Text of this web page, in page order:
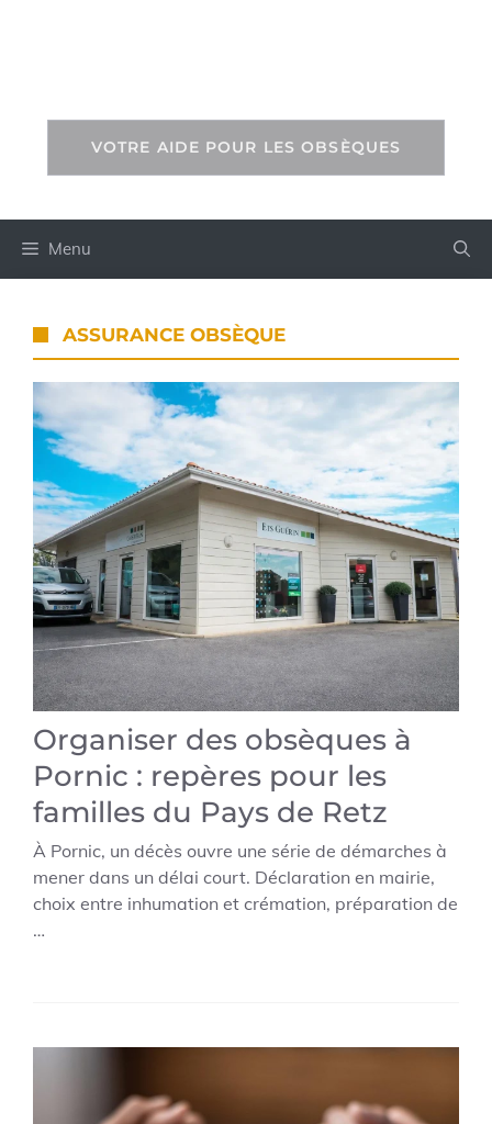
VOTRE AIDE POUR LES OBSÈQUES
Menu
ASSURANCE OBSÈQUE
Organiser des obsèques à
Pornic : repères pour les
familles du Pays de Retz
À Pornic, un décès ouvre une série de démarches à
mener dans un délai court. Déclaration en mairie,
choix entre inhumation et crémation, préparation de
…